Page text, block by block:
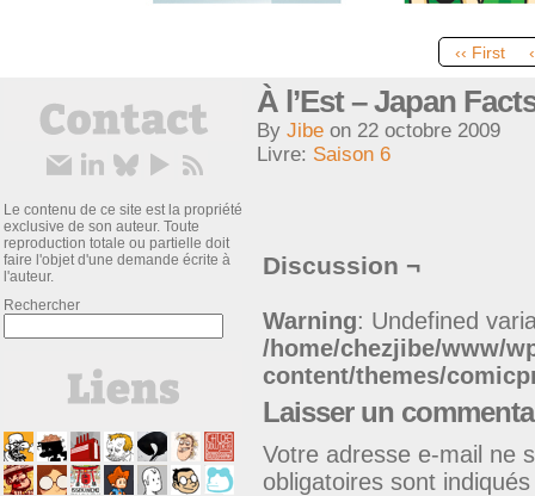
‹‹ First
Le contenu de ce site est la propriété
exclusive de son auteur. Toute
reproduction totale ou partielle doit
faire l'objet d'une demande écrite à
l'auteur.
Rechercher
À l’Est – Japan
By Jibe on 22 octobre 2009
Livre: Saison 6
Discussion ¬
Warning: Undefined
/home/chezjibe/www/
content/themes/
Laisser un
Votre adresse e-mail ne
obligatoires sont